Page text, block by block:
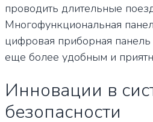
проводить длительные
Многофункциональная
цифровая приборная
еще более удобным и
Инновации в
безопасности